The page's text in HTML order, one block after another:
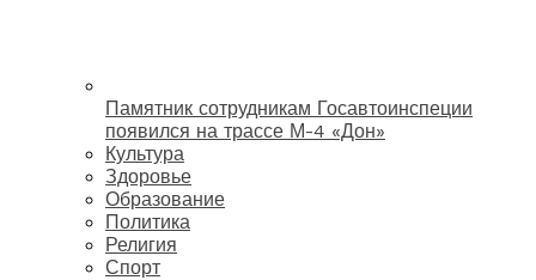
Памятник сотрудникам Госавтоинспеции
появился на трассе М-4 «Дон»
Культура
Здоровье
Образование
Политика
Религия
Спорт